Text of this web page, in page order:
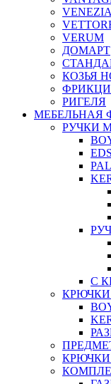
VENEZIA
VERUM
ДОМАРТ
КОЗЬЯ
РИГЕЛЯ
МЕБЕЛЬНАЯ
РУЧКИ
С